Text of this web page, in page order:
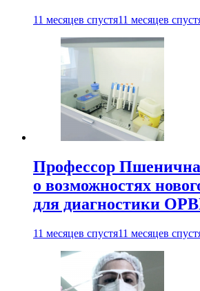
11 месяцев спустя11 месяцев
Профессор
о возможностях
для диагностики
11 месяцев спустя11 месяцев